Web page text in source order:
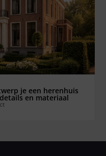
⟶
je een herenhuis
en materiaal